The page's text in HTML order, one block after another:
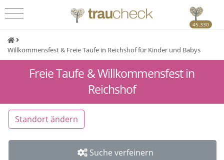
45.330
Willkommensfest & Freie Taufe in Reichshof für Kinder und Babys
Freie Taufe & Willkommensfest in
Reichshof
Standort ändern
Suche verfeinern